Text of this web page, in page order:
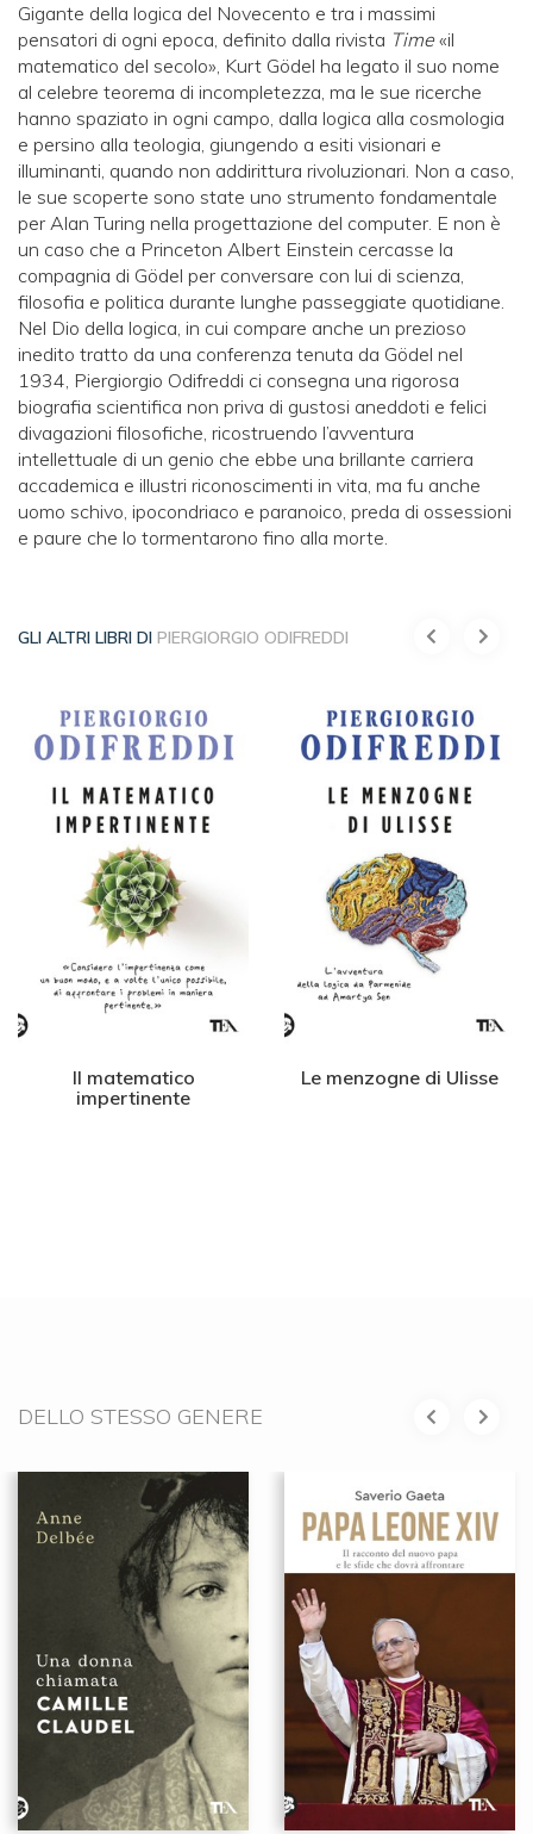
Gigante della logica del Novecento e tra i massimi
pensatori di ogni epoca, definito dalla rivista Time«il
matematico del secolo», Kurt Gödel ha legato il suo nome
al celebre teorema di incompletezza, ma le sue ricerche
hanno spaziato in ogni campo, dalla logica alla cosmologia
e persino alla teologia, giungendo a esiti visionari e
illuminanti, quando non addirittura rivoluzionari. Non a caso,
le sue scoperte sono state uno strumento fondamentale
per Alan Turing nella progettazione del computer. E non è
un caso che a Princeton Albert Einstein cercasse la
compagnia di Gödel per conversare con lui di scienza,
filosofia e politica durante lunghe passeggiate quotidiane.
Nel Dio della logica, in cui compare anche un prezioso
inedito tratto da una conferenza tenuta da Gödel nel
1934, Piergiorgio Odifreddi ci consegna una rigorosa
biografia scientifica non priva di gustosi aneddoti e felici
divagazioni filosofiche, ricostruendo l’avventura
intellettuale di un genio che ebbe una brillante carriera
accademica e illustri riconoscimenti in vita, ma fu anche
uomo schivo, ipocondriaco e paranoico, preda di ossessioni
e paure che lo tormentarono fino alla morte.
GLI ALTRI LIBRI DI PIERGIORGIO ODIFREDDI
Il matematico
impertinente
Le menzogne di Ulisse
DELLO STESSO GENERE